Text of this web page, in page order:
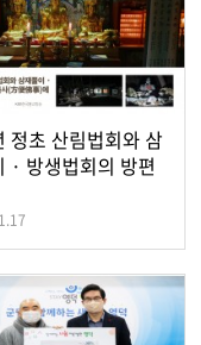
정초 산림법회와 삼
· 방생법회의 방편